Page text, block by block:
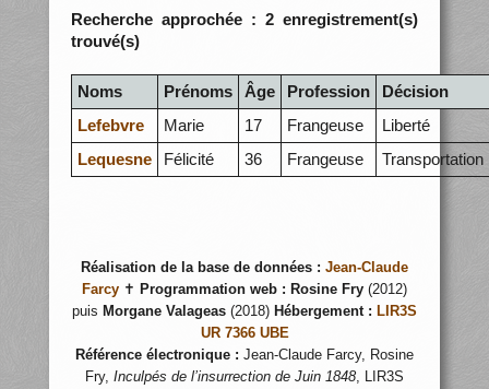
Recherche approchée : 2 enregistrement(s)
trouvé(s)
Noms Prénoms Âge Profession
Décision
Lefebvre
Marie 17 Frangeuse
Liberté
Lequesne
Félicité 36 Frangeuse Transportation
Réalisation de la base de données : Jean-Claude
Farcy ✝ Programmation web : Rosine Fry (2012)
puis Morgane Valageas (2018) Hébergement : LIR3S
UR 7366 UBE
Référence électronique : Jean-Claude Farcy, Rosine
Fry, Inculpés de l’insurrection de Juin 1848, LIR3S